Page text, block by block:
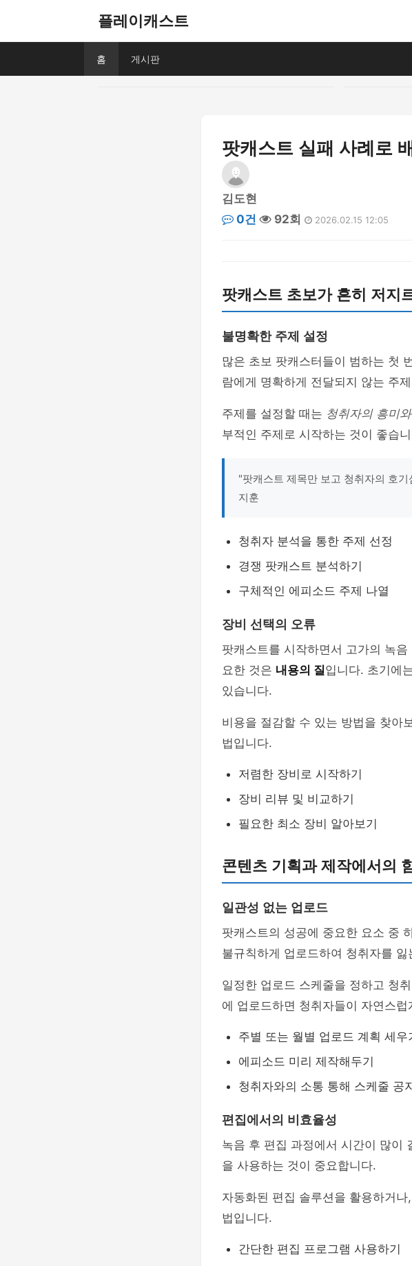
플레이캐스트
홈 게시판
팟캐스트 실패 사례로
김도현
0건
92회 2026.02.15 12:05
팟캐스트 초보가 흔히 저지
불명확한 주제 설정
많은 초보 팟캐스터들이 범하는 첫
람에게 명확하게 전달되지 않는 주
주제를 설정할 때는 청취자의 흥미
부적인 주제로 시작하는 것이 좋습
"팟캐스트 제목만 보고 청취자의 호
지훈
청취자 분석을 통한 주제 선정
경쟁 팟캐스트 분석하기
구체적인 에피소드 주제 나열
장비 선택의 오류
팟캐스트를 시작하면서 고가의 녹
요한 것은 내용의 질입니다. 초기에
있습니다.
비용을 절감할 수 있는 방법을 찾아
법입니다.
저렴한 장비로 시작하기
장비 리뷰 및 비교하기
필요한 최소 장비 알아보기
콘텐츠 기획과 제작에서의
일관성 없는 업로드
팟캐스트의 성공에 중요한 요소 중
불규칙하게 업로드하여 청취자를
일정한 업로드 스케줄을 정하고 청
에 업로드하면 청취자들이 자연스
주별 또는 월별 업로드 계획 세우
에피소드 미리 제작해두기
청취자와의 소통 통해 스케줄 공
편집에서의 비효율성
녹음 후 편집 과정에서 시간이 많이
을 사용하는 것이 중요합니다.
자동화된 편집 솔루션을 활용하거
법입니다.
간단한 편집 프로그램 사용하기